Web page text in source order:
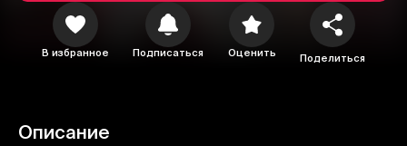
В избранное Подписаться Оценить Поделиться
Описание
3